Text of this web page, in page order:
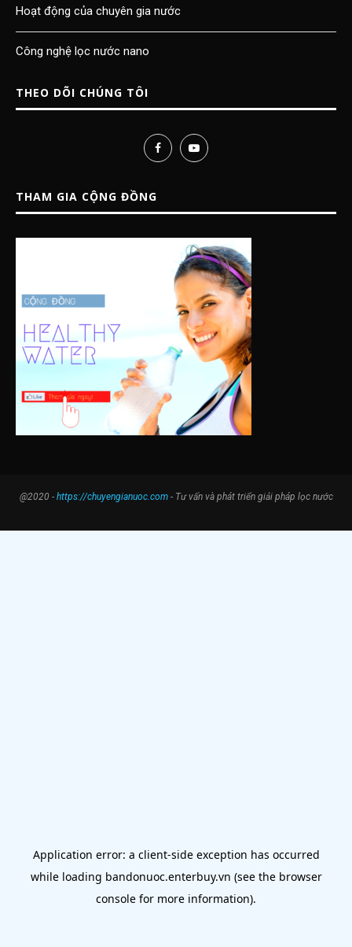
Hoạt động của chuyên gia nước
Công nghệ lọc nước nano
THEO DÕI CHÚNG TÔI
THAM GIA CỘNG ĐỒNG
@2020 - https://chuyengianuoc.com- Tư vấn và phát triển giải pháp lọc nước